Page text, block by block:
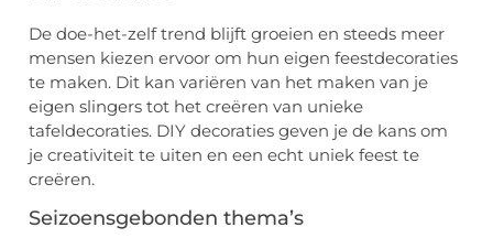
De doe-het-zelf trend blijft groeien en steeds meer
mensen kiezen ervoor om hun eigen feestdecoraties
te maken. Dit kan variëren van het maken van je
eigen slingers tot het creëren van unieke
tafeldecoraties. DIY decoraties geven je de kans om
je creativiteit te uiten en een echt uniek feest te
creëren.
Seizoensgebonden thema’s